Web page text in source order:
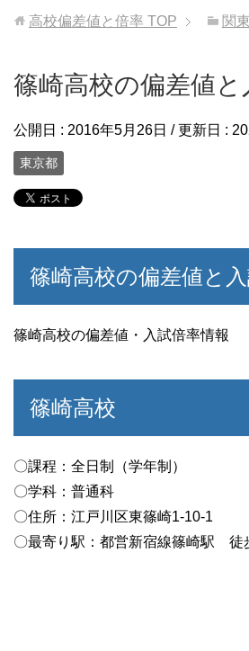
高校偏差値と倍率 TOP 関東
篠崎高校の偏差値と
公開日 : 2016年5月26日 / 更新日 :
東京都
篠崎高校の偏差値と
篠崎高校の偏差値・入試倍率情報
篠崎高校
〇課程：全日制（学年制）
〇学科：普通科
〇住所：江戸川区東篠崎1-10-1
〇最寄り駅：都営新宿線篠崎駅 徒